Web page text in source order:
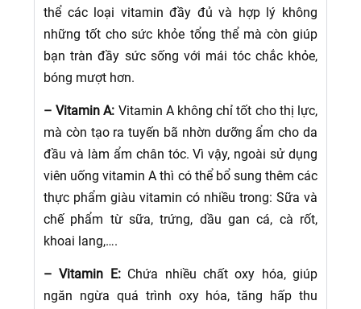
thể các loại vitamin đầy đủ và hợp lý không
những tốt cho sức khỏe tổng thể mà còn giúp
bạn tràn đầy sức sống với mái tóc chắc khỏe,
bóng mượt hơn.
– Vitamin A: Vitamin A không chỉ tốt cho thị lực,
mà còn tạo ra tuyến bã nhờn dưỡng ẩm cho da
đầu và làm ẩm chân tóc. Vì vậy, ngoài sử dụng
viên uống vitamin A thì có thể bổ sung thêm các
thực phẩm giàu vitamin có nhiều trong: Sữa và
chế phẩm từ sữa, trứng, dầu gan cá, cà rốt,
khoai lang,….
– Vitamin E:Chứa nhiều chất oxy hóa, giúp
ngăn ngừa quá trình oxy hóa, tăng hấp thu